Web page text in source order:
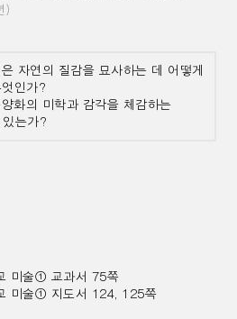
)
자연의 질감을 묘사하는 데 어떻게
인가?
화의 미학과 감각을 체감하는
는가?
미술① 교과서 75쪽
미술① 지도서 124, 125쪽